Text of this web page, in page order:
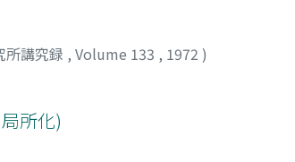
所講究録 , Volume 133 , 1972 )
所化)